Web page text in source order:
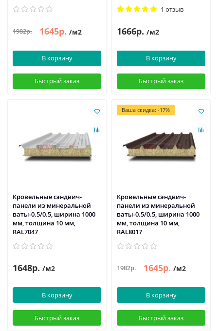
1982р. 1645р. /м2
В корзину
Быстрый заказ
1 отзыв
1666р. /м2
В корзину
Быстрый заказ
Кровельные сэндвич-
панели из минеральной
ваты-0.5/0.5, ширина 1000
мм, толщина 10 мм,
RAL7047
1648р. /м2
В корзину
Быстрый заказ
Ваша скидка: -17%
Кровельные сэндвич-
панели из минеральной
ваты-0.5/0.5, ширина 1000
мм, толщина 10 мм,
RAL8017
1982р. 1645р. /м2
В корзину
Быстрый заказ